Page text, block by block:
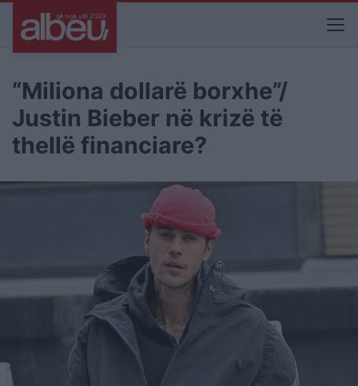
“Miliona dollarë borxhe”/
Justin Bieber në krizë të
thellë financiare?